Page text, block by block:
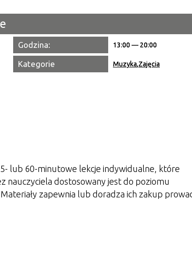
Godzina: 13:00 — 20:00
Kategorie Muzyka,Zajęcia
lub 60-minutowe lekcje indywidualne, które
nauczyciela dostosowany jest do poziomu
zapewnia lub doradza ich zakup